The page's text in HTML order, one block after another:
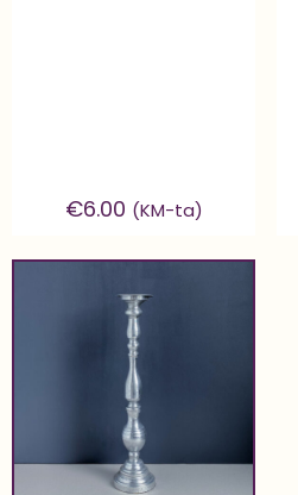
€6.00 (KM-ta)